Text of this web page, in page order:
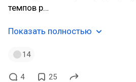
темпов р…
Показать полностью
14
4 25